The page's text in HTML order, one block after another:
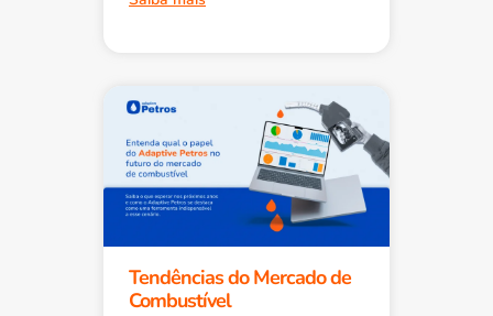
Tendências do Mercado de
Combustível